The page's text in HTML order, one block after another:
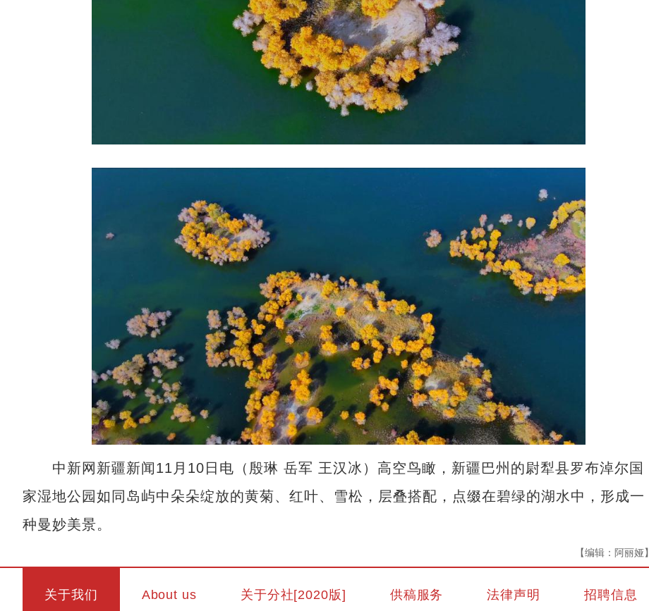
中新网新疆新闻11月10日电（殷琳 岳军 王汉冰）高空鸟瞰，新疆巴州的尉犁县罗布淖尔国
家湿地公园如同岛屿中朵朵绽放的黄菊、红叶、雪松，层叠搭配，点缀在碧绿的湖水中，形成一
种曼妙美景。
【编辑：阿丽娅】
关于我们 About us 关于分社[2020版] 供稿服务 法律声明 招聘信息